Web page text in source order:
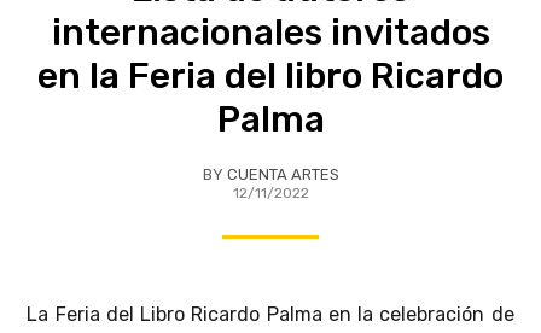
internacionales invitados
en la Feria del libro Ricardo
Palma
BY CUENTA ARTES
12/11/2022
La Feria del Libro Ricardo Palma en la celebración de